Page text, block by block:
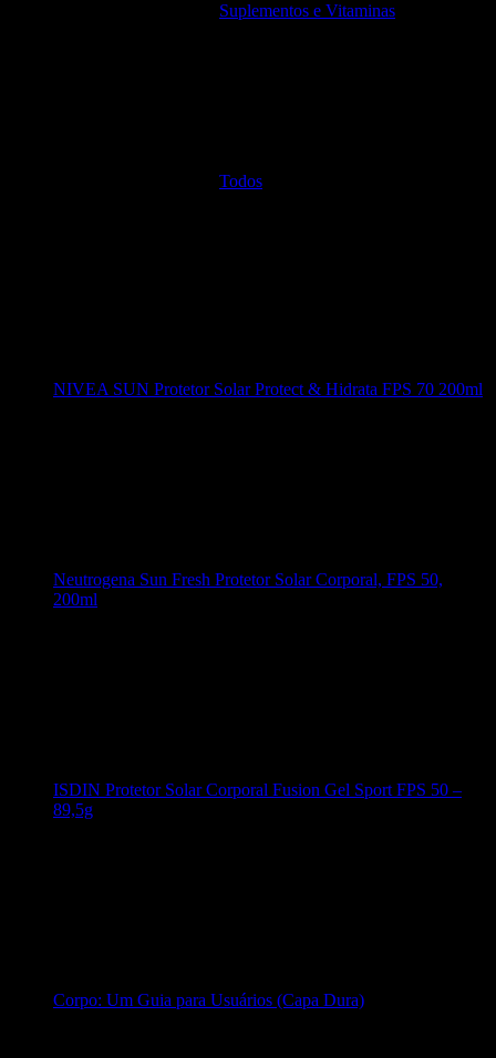
Suplementos e Vitaminas
Todos
NIVEA SUN Protetor Solar Protect & Hidrata FPS 70 200ml
Neutrogena Sun Fresh Protetor Solar Corporal, FPS 50,
200ml
ISDIN Protetor Solar Corporal Fusion Gel Sport FPS 50 –
89,5g
Corpo: Um Guia para Usuários (Capa Dura)